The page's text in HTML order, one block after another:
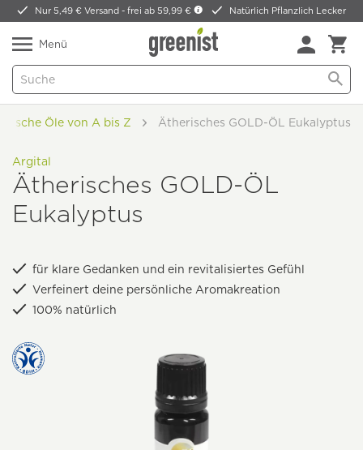
Nur 5,49 € Versand -frei ab 59,99 € Natürlich Pflanzlich Lecker
Menü
Öle von A bis Z Ätherisches GOLD-ÖL Eukalyptus
Argital
Ätherisches GOLD-ÖL
Eukalyptus
für klare Gedanken und ein revitalisiertes Gefühl
Verfeinert deine persönliche Aromakreation
100% natürlich